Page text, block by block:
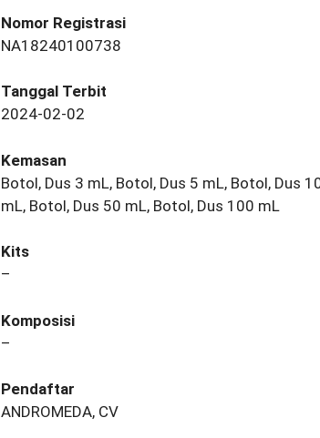
Nomor Registrasi
NA18240100738
Tanggal Terbit
2024-02-02
Kemasan
Botol, Dus 3 mL, Botol, Dus 5 mL, Botol, Dus
mL, Botol, Dus 50 mL, Botol, Dus 100 mL
Kits
–
Komposisi
–
Pendaftar
ANDROMEDA, CV